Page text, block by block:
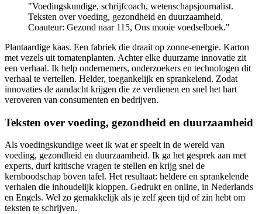
Voedingskundige, schrijfcoach, wetenschapsjournalist.
Teksten over voeding, gezondheid en duurzaamheid.
Coauteur: Gezond naar 115, Ons mooie voedselboek.
Plantaardige kaas. Een fabriek die draait op zonne-energie. Karton
met vezels uit tomatenplanten. Achter elke duurzame innovatie zit
een verhaal. Ik help ondernemers, onderzoekers en technologen dit
verhaal te vertellen. Helder, toegankelijk en sprankelend. Zodat
innovaties de aandacht krijgen die ze verdienen en snel het hart
veroveren van consumenten en bedrijven.
Teksten over voeding, gezondheid en duurzaamheid
Als voedingskundige weet ik wat er speelt in de wereld van
voeding, gezondheid en duurzaamheid. Ik ga het gesprek aan met
experts, durf kritische vragen te stellen en krijg snel de
kernboodschap boven tafel. Het resultaat: heldere en sprankelende
verhalen die inhoudelijk kloppen. Gedrukt en online, in Nederlands
en Engels. Wel zo gemakkelijk als je zelf geen tijd of zin hebt om
teksten te schrijven.